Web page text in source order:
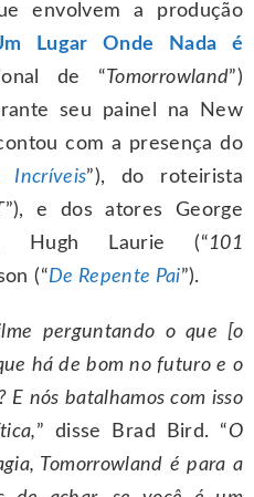
envolvem a produção
Lugar Onde Nada é
de “Tomorrowland”)
seu painel na New
com a presença do
Incríveis”), do roteirista
”), e dos atores George
Hugh Laurie (“101
(“De Repente Pai”).
perguntando o que [o
há de bom no futuro e o
E nós batalhamos com isso
” disse Brad Bird. “O
Tomorrowland é para a